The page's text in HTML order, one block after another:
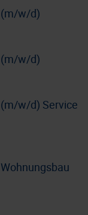
w/d)
w/d)
w/d) Service